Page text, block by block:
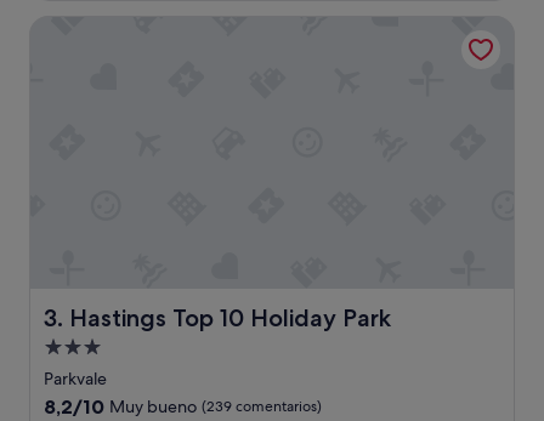
de
66 €
3. Hastings Top 10 Holiday Park
Hastings Top 10 Holiday Park
Alojamiento
de
3.0 estrellas
Parkvale
8.2
8,2/10 Muy bueno (239 comentarios)